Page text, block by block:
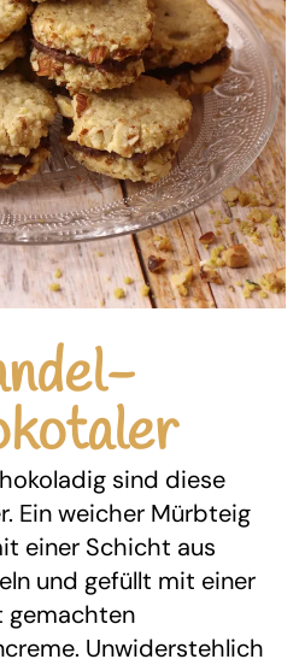
sind diese
Ein weicher Mürbteig
einer Schicht aus
und gefüllt mit einer
gemachten
Unwiderstehlich